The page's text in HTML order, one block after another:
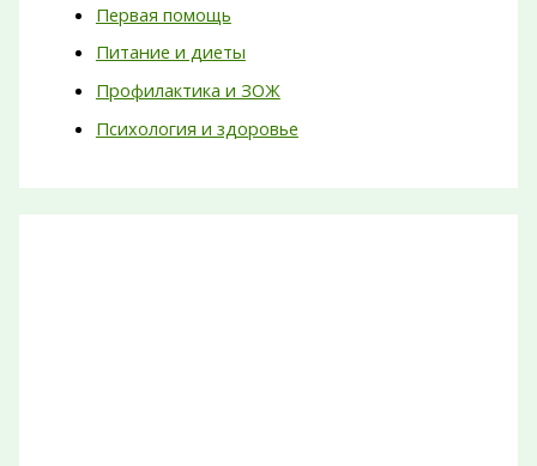
Первая помощь
Питание и диеты
Профилактика и ЗОЖ
Психология и здоровье